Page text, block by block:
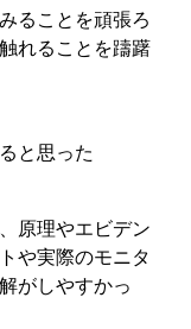
ることを頑張ろ
れることを躊躇
と思った
原理やエビデン
や実際のモニタ
がしやすかっ